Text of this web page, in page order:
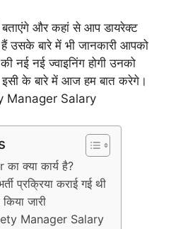
और कहां से आप डायरेक्ट
उसके बारे में भी जानकारी आपको
नई नई ज्वाइनिंग होगी उनको
इसी के बारे में आज हम बात करेगे।
Manager Salary
क्या कार्य है?
प्रक्रिया कराई गई थी
जारी
Manager Salary